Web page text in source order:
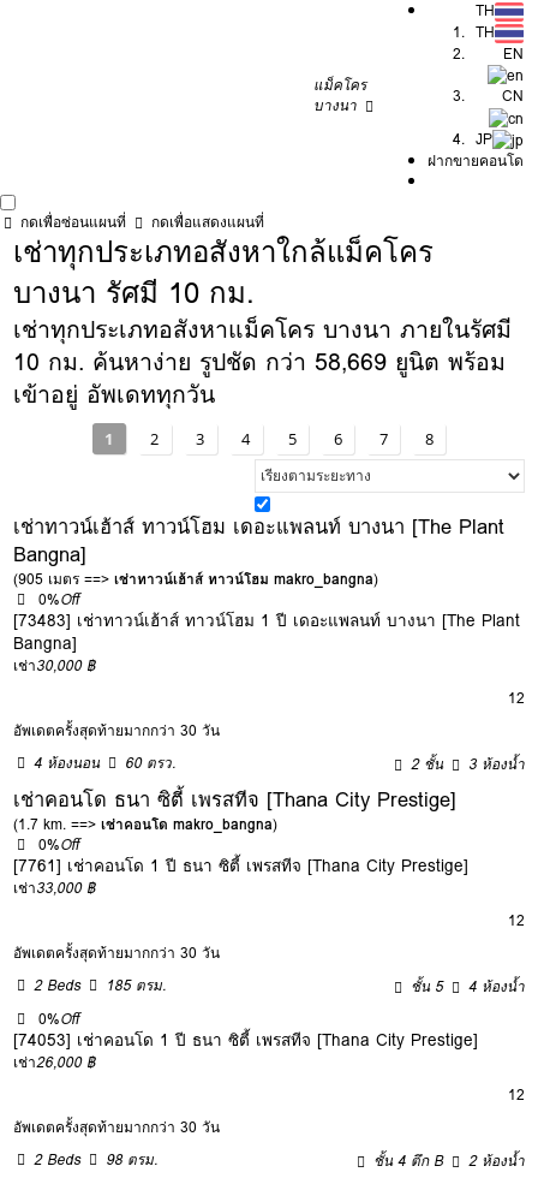
แม็คโคร
บางนา
TH
TH
EN
CN
JP
ฝากขายคอนโด
กดเพื่อซ่อนแผนที่ กดเพื่อแสดงแผนที่
เช่าทุกประเภทอสังหาใกล้แม็คโคร
บางนา รัศมี 10 กม.
เช่าทุกประเภทอสังหาแม็คโคร บางนา ภายในรัศมี
10 กม. ค้นหาง่าย รูปชัด กว่า 58,669 ยูนิต พร้อม
เข้าอยู่ อัพเดททุกวัน
1 2 3 4 5 6 7 8
เช่าทาวน์เฮ้าส์ ทาวน์โฮม เดอะแพลนท์ บางนา [The Plant
Bangna]
(905 เมตร ==>เช่าทาวน์เฮ้าส์ ทาวน์โฮม makro_bangna)
0%Off
[73483] เช่าทาวน์เฮ้าส์ ทาวน์โฮม 1 ปี เดอะแพลนท์ บางนา [The Plant
Bangna]
เช่า30,000 ฿
12
อัพเดตครั้งสุดท้ายมากกว่า 30 วัน
4 ห้องนอน
60 ตรว. 2 ชั้น 3 ห้องน้ำ
เช่าคอนโด ธนา ซิตี้ เพรสทีจ [Thana City Prestige]
(1.7 km. ==>เช่าคอนโด makro_bangna)
0%Off
[7761] เช่าคอนโด 1 ปี ธนา ซิตี้ เพรสทีจ [Thana City Prestige]
เช่า33,000 ฿
12
อัพเดตครั้งสุดท้ายมากกว่า 30 วัน
2 Beds
185 ตรม. ชั้น 5
4 ห้องน้ำ
0%Off
[74053] เช่าคอนโด 1 ปี ธนา ซิตี้ เพรสทีจ [Thana City Prestige]
เช่า26,000 ฿
12
อัพเดตครั้งสุดท้ายมากกว่า 30 วัน
2 Beds
98 ตรม. ชั้น 4 ตึก B 2 ห้องน้ำ